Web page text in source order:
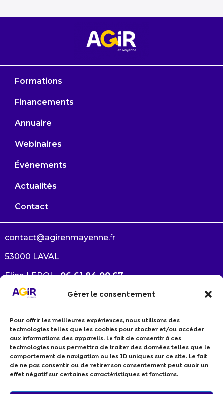
Gérer le consentement
Pour offrir les meilleures expériences, nous utilisons des
technologies telles que les cookies pour stocker et/ou accéder
aux informations des appareils. Le fait de consentir à ces
technologies nous permettra de traiter des données telles que le
comportement de navigation ou les ID uniques sur ce site. Le fait
de ne pas consentir ou de retirer son consentement peut avoir un
effet négatif sur certaines caractéristiques et fonctions.
Formations
Financements
Annuaire
Webinaires
Événements
Actualités
Contact
contact@agirenmayenne.fr
53000 LAVAL
Elina LEROI –06 61 84 00 67
Arlène GAUTRÉ –06 38 33 64 94
Je souhaite devenir membre
Je suis un professionnel RSE
Politiques de cookies
Politiques de confidentialité